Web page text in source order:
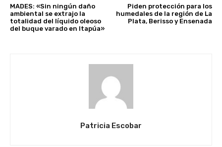
MADES: «Sin ningún daño
ambiental se extrajo la
totalidad del líquido oleoso
del buque varado en Itapúa»
Piden protección para los
humedales de la región de La
Plata, Berisso y Ensenada
Patricia Escobar